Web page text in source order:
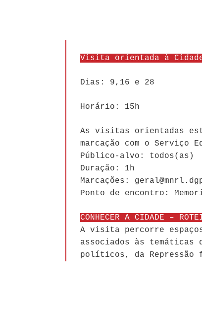
Visita orientada à
Dias: 9,16 e 28
Horário: 15h
As visitas orientadas
marcação com o Serviço
Público-alvo: todos(as)
Duração: 1h
Marcações:
Ponto de encontro:
CONHECER A CIDADE –
A visita percorre
associados às temáticas
políticos, da Repressão